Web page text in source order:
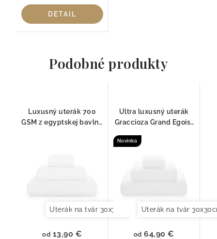
DETAIL
Podobné produkty
Luxusný uterák 700
GSM z egyptskej bavlny
Uterák na tvár 30x30cm Uterák pre hostí
od 13,90 €
Ultra luxusný uterák
Graccioza Grand Egoist
Sea Island Cotton
Novinka
Uterák na tvár
od 64,90 €